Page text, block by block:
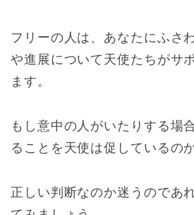
フリーの人は、あなたにふさ
や進展について天使たちがサ
ます。
もし意中の人がいたりする場
ることを天使は促しているの
正しい判断なのか迷うのであ